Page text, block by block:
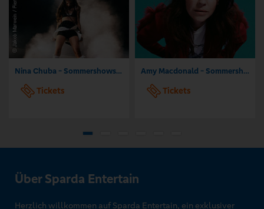
Nina Chuba - Sommershows 2026
Tickets
Amy Macdonald - Sommershows 2026
Tickets
Über Sparda Entertain
Herzlich willkommen auf Sparda Entertain, ein exklusiver